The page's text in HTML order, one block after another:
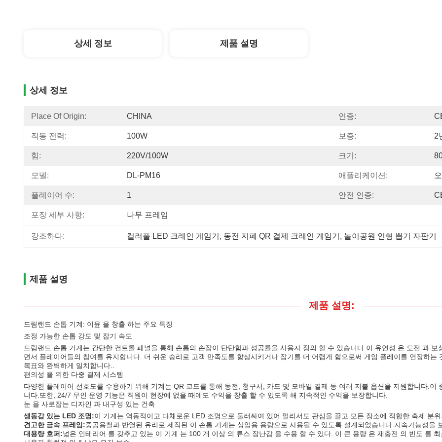
상세 정보 제품 설명
상세 정보
Place Of Origin: CHINA 인증:
작동 전력: 100W 보증: 2
힘: 220V/100W 크기:
모델: DL-PM16 애플리케이션:
플레이어 수: 1 안전 인증:
포장 세부 사항: 나무 프레임
강조하다: 컬러풀 LED 크레인 게임기 , 동전 지폐 QR 결제 크레인 게임기 , 놀이공원 인형 뽑기 자판기
제품 설명
제품 설명:
드림랜드 손톱 기계: 이윤 을 창출 하는 주요 특징
조정 가능한 손톱 강도 및 잡기 속도
드림랜드 손톱 기계는 간단한 컨트롤 패널을 통해 손톱의 손잡이 단단함과 성공률을 사용자 정의 할 수 있습니다.이 유연성 은 도전 과
면서 플레이어들의 참여를 유지합니다. 더 쉬운 승리로 고객 만족도를 향상시키거나 잡기를 더 어렵게 함으로써 게임 플레이를 연장하
목표와 완벽하게 일치합니다..
편의성 을 위한 다중 결제 시스템
다양한 플레이어 선호도를 수용하기 위해 기계는 QR 코드를 통해 동전, 청구서, 카드 및 모바일 결제 등 여러 지불 옵션을 지원합니다.
니다.또한, 24/7 무인 운영 기능은 직원이 현장에 없을 때에도 수익을 창출 할 수 있도록 해 지속적인 수익을 보장합니다.
눈 을 사로잡는 디자인 과 내구성 있는 건축
생동감 있는 LED 조명:이 기계는 역동적이고 다채로운 LED 조명으로 둘러싸여 있어 멀리서도 관심을 끌고 모든 장소에 적합한 축제 분
견고한 금속 프레임:중공용철과 반열된 유리로 제작된 이 손톱 기계는 상업용 용량으로 사용될 수 있도록 설계되었습니다.지속가능성을
대용량 호퍼:넓은 인테리어 를 갖추고 있는 이 기계 는 100 개 이상 의 류스 장난감 을 수용 할 수 있다. 이 큰 용량 은 재충전 의 빈도 를